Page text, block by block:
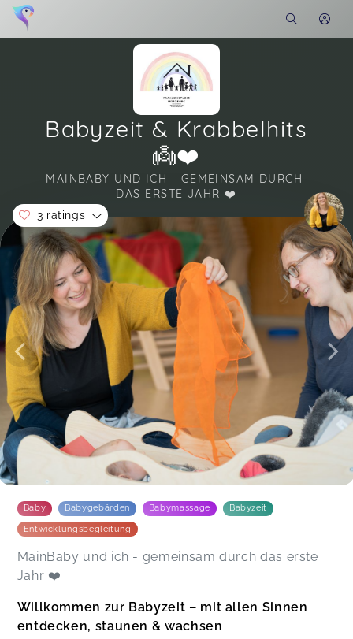
Babyzeit & Krabbelhits
👼❤️
MAINBABY UND ICH - GEMEINSAM DURCH
DAS ERSTE JAHR ❤️
Soon you will learn more about me here...
3 ratings
Es hat uns sehr viel Spaß gemacht und wir
würden jederzeit wieder einen Kurs besuchen.
Martina, Jul 16
Ein toller Kurs mit viel Input und wertvollen Tipps
für Baby und Mama ;-)
Andrea, Apr 02
Es ist immer so schön die Lieder sind toll und die
sensorische und die Lichterstunde waren am
besten wir lieben die spiel Stunde.
Jennifer,
Baby Babygebärden Babymassage Babyzeit
Entwicklungsbegleitung
MainBaby und ich - gemeinsam durch das erste
Jahr ❤️
Willkommen zur Babyzeit – mit allen Sinnen
entdecken, staunen & wachsen